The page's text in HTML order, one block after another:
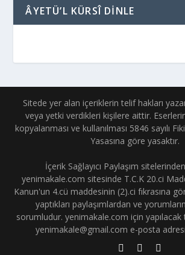
ÂYETÜ’L KÜRSÎ DINLE
Sitede yer alan içeriklerin telif hakları
veya yetki verdikleri kişilere aittir.
kopyalanması ve kullanılması 5846 sayılı
Yasasına göre yasaktır.
İçerik Sağlayıcı Paylaşım
yenimakale.com sitesinde T.C.K 20.ci
Kanun'un 4.cü maddesinin (2).ci fıkrasına
yaptıkları paylaşımlardan ve
sorumludur. yenimakale.com için
yenimakale@gmail.com e-posta